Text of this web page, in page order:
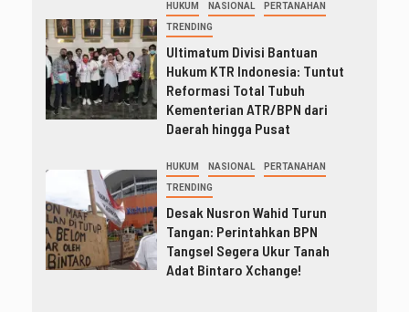
HUKUM NASIONAL PERTANAHAN
TRENDING
Ultimatum Divisi Bantuan
Hukum KTR Indonesia: Tuntut
Reformasi Total Tubuh
Kementerian ATR/BPN dari
Daerah hingga Pusat
HUKUM NASIONAL PERTANAHAN
TRENDING
Desak Nusron Wahid Turun
Tangan: Perintahkan BPN
Tangsel Segera Ukur Tanah
Adat Bintaro Xchange!